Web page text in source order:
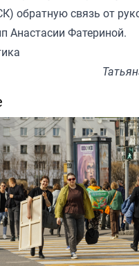
обратную связь от
Анастасии Фатериной.